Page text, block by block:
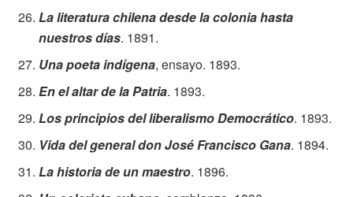
La literatura chilena desde la colonia hasta
nuestros días. 1891.
Una poeta indígena, ensayo. 1893.
En el altar de la Patria. 1893.
Los principios del liberalismo Democrático. 1893.
Vida del general don José Francisco Gana. 1894.
La historia de un maestro. 1896.